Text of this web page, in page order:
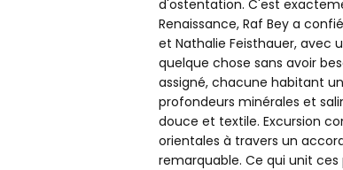
d'ostentation. C'est
Renaissance, Raf Bey a
et Nathalie Feisthauer, avec
quelque chose sans avoir
assigné, chacune habitant
profondeurs minérales et
douce et textile. Excursion
orientales à travers un
remarquable. Ce qui unit